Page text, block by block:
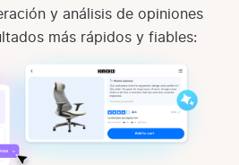
y análisis de opiniones
más rápidos y fiables: